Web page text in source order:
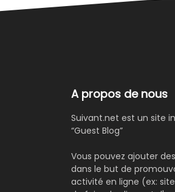
A propos de nous
Suivant.net est un site
“Guest Blog”
Vous pouvez ajouter
dans le but de
activité en ligne (ex: